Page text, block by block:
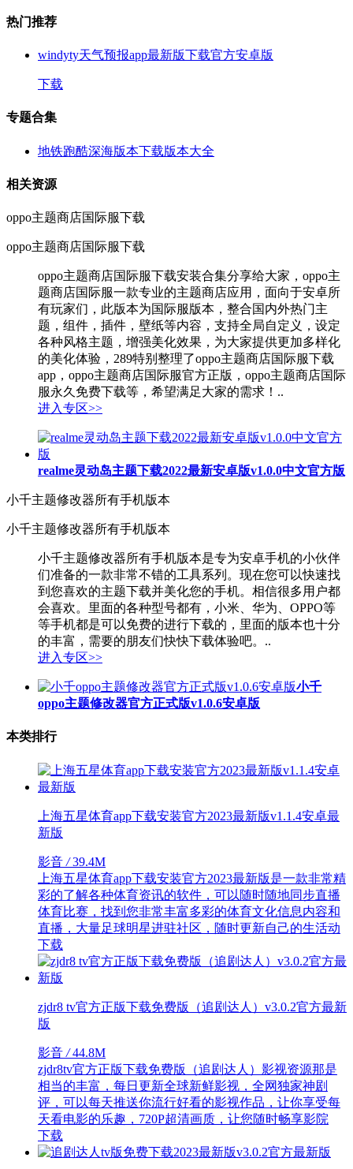
热门推荐
windyty天气预报app最新版下载官方安卓版
下载
专题合集
地铁跑酷深海版本下载版本大全
相关资源
oppo主题商店国际服下载
oppo主题商店国际服下载
oppo主题商店国际服下载安装合集分享给大家，oppo主
题商店国际服一款专业的主题商店应用，面向于安卓所
有玩家们，此版本为国际服版本，整合国内外热门主
题，组件，插件，壁纸等内容，支持全局自定义，设定
各种风格主题，增强美化效果，为大家提供更加多样化
的美化体验，289特别整理了oppo主题商店国际服下载
app，oppo主题商店国际服官方正版，oppo主题商店国际
服永久免费下载等，希望满足大家的需求！..
进入专区>>
realme灵动岛主题下载2022最新安卓版v1.0.0中文官方版
小千主题修改器所有手机版本
小千主题修改器所有手机版本
小千主题修改器所有手机版本是专为安卓手机的小伙伴
们准备的一款非常不错的工具系列。现在您可以快速找
到您喜欢的主题下载并美化您的手机。相信很多用户都
会喜欢。里面的各种型号都有，小米、华为、OPPO等
等手机都是可以免费的进行下载的，里面的版本也十分
的丰富，需要的朋友们快快下载体验吧。..
进入专区>>
小千
oppo主题修改器官方正式版v1.0.6安卓版
本类排行
上海五星体育app下载安装官方2023最新版v1.1.4安卓最
新版
影音 /39.4M
上海五星体育app下载安装官方2023最新版是一款非常精
彩的了解各种体育资讯的软件，可以随时随地同步直播
体育比赛，找到您非常丰富多彩的体育文化信息内容和
直播，大量足球明星进驻社区，随时更新自己的生活动
下载
zjdr8 tv官方正版下载免费版（追剧达人）v3.0.2官方最新
版
影音 /44.8M
zjdr8tv官方正版下载免费版（追剧达人）影视资源那是
相当的丰富，每日更新全球新鲜影视，全网独家神剧
评，可以每天推送你流行好看的影视作品，让你享受每
天看电影的乐趣，720P超清画质，让您随时畅享影院
下载